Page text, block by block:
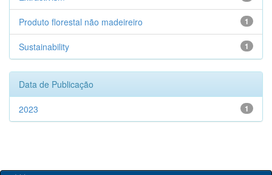
1
Produto florestal não madeireiro
1
Sustainability
Data de Publicação
1
2023